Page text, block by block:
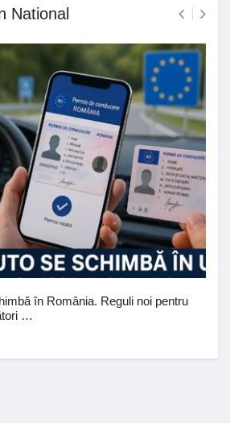
National
în România. Reguli noi pentru
…